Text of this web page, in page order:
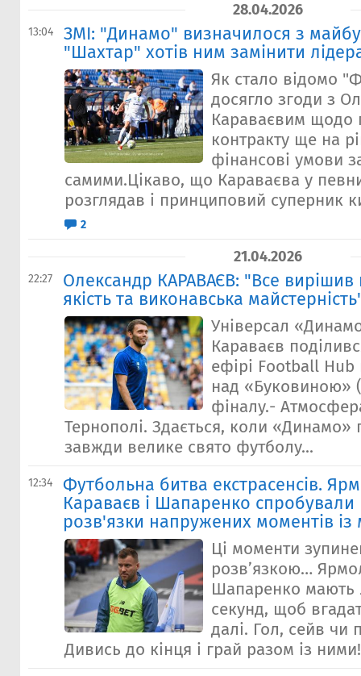
28.04.2026
13:04
ЗМІ: "Динамо" визначилося з
"Шахтар" хотів ним замінити
Як стало відомо
досягло згоди з
Караваєвим щодо
контракту ще на
фінансові умови
самими.Цікаво, що Караваєва у
розглядав і принциповий суперник
2
21.04.2026
22:27
Олександр КАРАВАЄВ: "Все вирішив
якість та виконавська
Універсал
Караваєв
ефірі Football Hub
над «Буковиною»
фіналу.-
Тернополі. Здається, коли «Динамо»
завжди велике свято футболу...
12:34
Футбольна битва екстрасенсів.
Караваєв і Шапаренко спробували
розв'язки напружених моментів із
Ці моменти
розв’язкою…
Шапаренко мають
секунд, щоб
далі. Гол, сейв чи
Дивись до кінця і грай разом із ними!